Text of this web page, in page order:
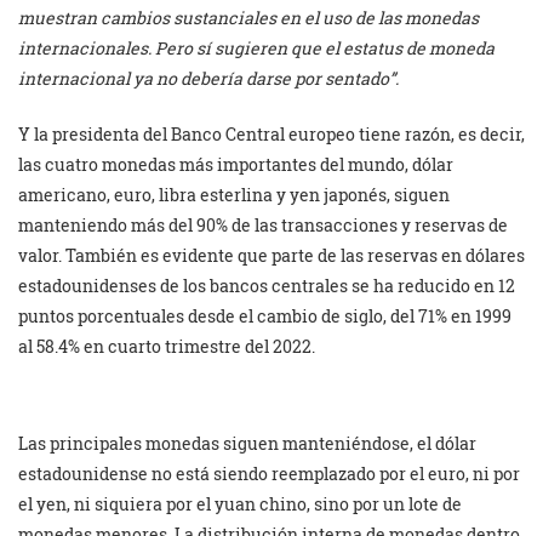
muestran cambios sustanciales en el uso de las monedas
internacionales. Pero sí sugieren que el estatus de moneda
internacional ya no debería darse por sentado”.
Y la presidenta del Banco Central europeo tiene razón, es decir,
las cuatro monedas más importantes del mundo, dólar
americano, euro, libra esterlina y yen japonés, siguen
manteniendo más del 90% de las transacciones y reservas de
valor. También es evidente que parte de las reservas en dólares
estadounidenses de los bancos centrales se ha reducido en 12
puntos porcentuales desde el cambio de siglo, del 71% en 1999
al 58.4% en cuarto trimestre del 2022.
Las principales monedas siguen manteniéndose, el dólar
estadounidense no está siendo reemplazado por el euro, ni por
el yen, ni siquiera por el yuan chino, sino por un lote de